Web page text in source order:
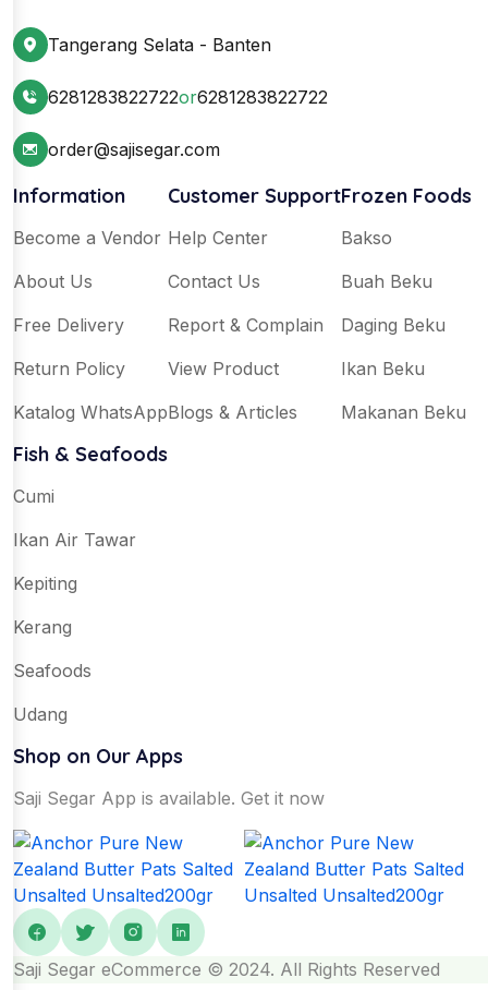
Tangerang Selata - Banten
6281283822722or6281283822722
order@sajisegar.com
Information
Become a Vendor
About Us
Free Delivery
Return Policy
Katalog WhatsApp
Customer Support
Help Center
Contact Us
Report & Complain
View Product
Blogs & Articles
Frozen Foods
Bakso
Buah Beku
Daging Beku
Ikan Beku
Makanan Beku
Fish & Seafoods
Cumi
Ikan Air Tawar
Kepiting
Kerang
Seafoods
Udang
Shop on Our Apps
Saji Segar App is available. Get it now
Saji Segar eCommerce © 2024. All Rights Reserved